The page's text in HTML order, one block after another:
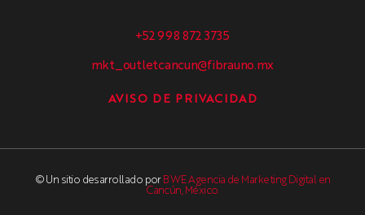
+52 998 872 3735
mkt_outletcancun@fibrauno.mx
AVISO DE PRIVACIDAD
© Un sitio desarrollado por BWE Agencia de Marketing Digital en
Cancún, México.